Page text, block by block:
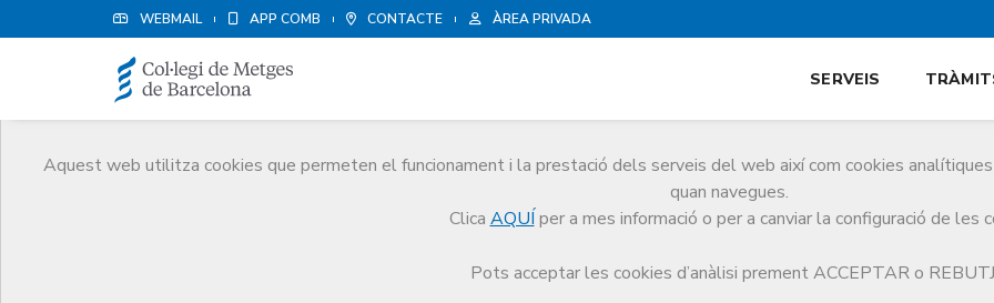
WEBMAIL APP COMB CONTACTE ÀREA PRIVADA
Aquest web utilitza cookies que permeten el funcionament i la prestació dels serveis del web així com cookies
quan navegues.
Clica AQUÍ per a mes informació o per a canviar la configuració de les
Pots acceptar les cookies d’anàlisi prement ACCEPTAR o
SERVEIS
Guardonat Edició 2010